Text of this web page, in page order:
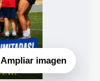
Ampliar imagen